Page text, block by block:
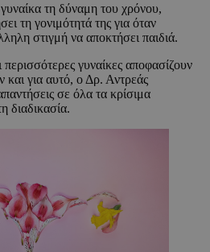
τη δύναμη του χρόνου,
τη γονιμότητά της για όταν
στιγμή να αποκτήσει παιδιά.
γυναίκες αποφασίζουν
για αυτό, ο Δρ. Αντρεάς
σε όλα τα κρίσιμα
διαδικασία.